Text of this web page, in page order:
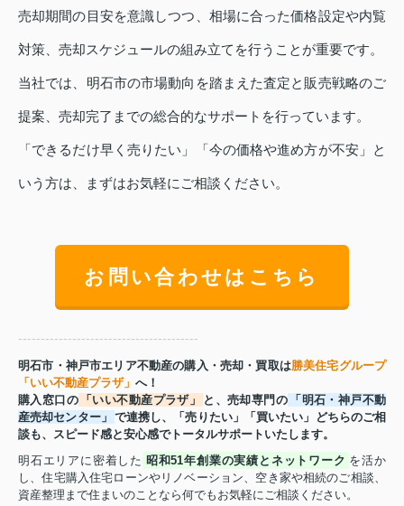
売却期間の目安を意識しつつ、相場に合った価格設定や内覧
対策、売却スケジュールの組み立てを行うことが重要です。
当社では、明石市の市場動向を踏まえた査定と販売戦略のご
提案、売却完了までの総合的なサポートを行っています。
「できるだけ早く売りたい」「今の価格や進め方が不安」と
いう方は、まずはお気軽にご相談ください。
お問い合わせはこちら
----------------------------------------
明石市・神戸市エリア不動産の購入・売却・買取は勝美住宅グループ
「いい不動産プラザ」 へ！
購入窓口の 「いい不動産プラザ」 と、売却専門の 「明石・神戸不動
産売却センター」 で連携し、「売りたい」「買いたい」どちらのご相
談も、スピード感と安心感でトータルサポートいたします。
明石エリアに密着した 昭和51年創業の実績とネットワーク を活か
し、住宅購入住宅ローンやリノベーション、空き家や相続のご相談、
資産整理まで住まいのことなら何でもお気軽にご相談ください。